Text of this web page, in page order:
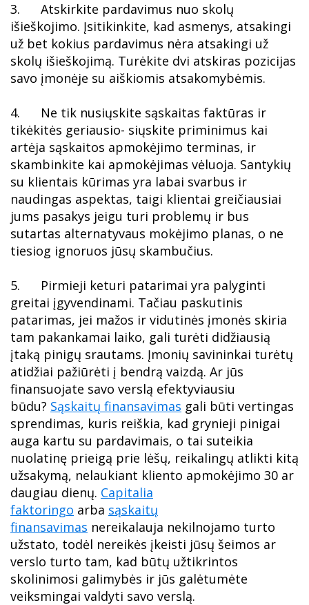
3. Atskirkite pardavimus nuo skolų
išieškojimo. Įsitikinkite, kad asmenys, atsakingi
už bet kokius pardavimus nėra atsakingi už
skolų išieškojimą. Turėkite dvi atskiras pozicijas
savo įmonėje su aiškiomis atsakomybėmis.
4. Ne tik nusiųskite sąskaitas faktūras ir
tikėkitės geriausio- siųskite priminimus kai
artėja sąskaitos apmokėjimo terminas, ir
skambinkite kai apmokėjimas vėluoja. Santykių
su klientais kūrimas yra labai svarbus ir
naudingas aspektas, taigi klientai greičiausiai
jums pasakys jeigu turi problemų ir bus
sutartas alternatyvaus mokėjimo planas, o ne
tiesiog ignoruos jūsų skambučius.
5. Pirmieji keturi patarimai yra palyginti
greitai įgyvendinami. Tačiau paskutinis
patarimas, jei mažos ir vidutinės įmonės skiria
tam pakankamai laiko, gali turėti didžiausią
įtaką pinigų srautams. Įmonių savininkai turėtų
atidžiai pažiūrėti į bendrą vaizdą. Ar jūs
finansuojate savo verslą efektyviausiu
būdu? Sąskaitų finansavimas gali būti vertingas
sprendimas, kuris reiškia, kad grynieji pinigai
auga kartu su pardavimais, o tai suteikia
nuolatinę prieigą prie lėšų, reikalingų atlikti kitą
užsakymą, nelaukiant kliento apmokėjimo 30 ar
daugiau dienų. Capitalia
faktoringo arba sąskaitų
finansavimas nereikalauja nekilnojamo turto
užstato, todėl nereikės įkeisti jūsų šeimos ar
verslo turto tam, kad būtų užtikrintos
skolinimosi galimybės ir jūs galėtumėte
veiksmingai valdyti savo verslą.